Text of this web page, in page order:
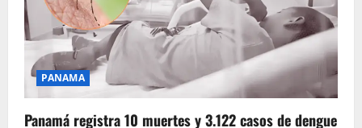
PANAMA
Panamá registra 10 muertes y 3.122 casos de dengue